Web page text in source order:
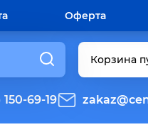
Оферта
Корзина
150-69-19